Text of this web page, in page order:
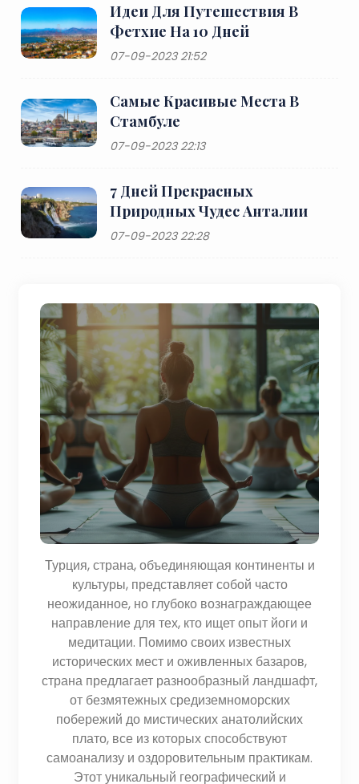
Турция, страна, объединяющая континенты и
культуры, представляет собой часто
неожиданное, но глубоко вознаграждающее
направление для тех, кто ищет опыт йоги и
медитации. Помимо своих известных
исторических мест и оживленных базаров,
страна предлагает разнообразный ландшафт,
от безмятежных средиземноморских
побережий до мистических анатолийских
плато, все из которых способствуют
самоанализу и оздоровительным практикам.
Этот уникальный географический и
Идеи Для Путешествия В
Фетхие На 10 Дней
07-09-2023 21:52
Самые Красивые Места В
Стамбуле
07-09-2023 22:13
7 Дней Прекрасных
Природных Чудес Анталии
07-09-2023 22:28